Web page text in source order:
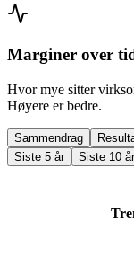
Marginer over
Hvor mye sitter
Høyere er bedre.
Sammendrag
Siste 5 år
Siste 10 år